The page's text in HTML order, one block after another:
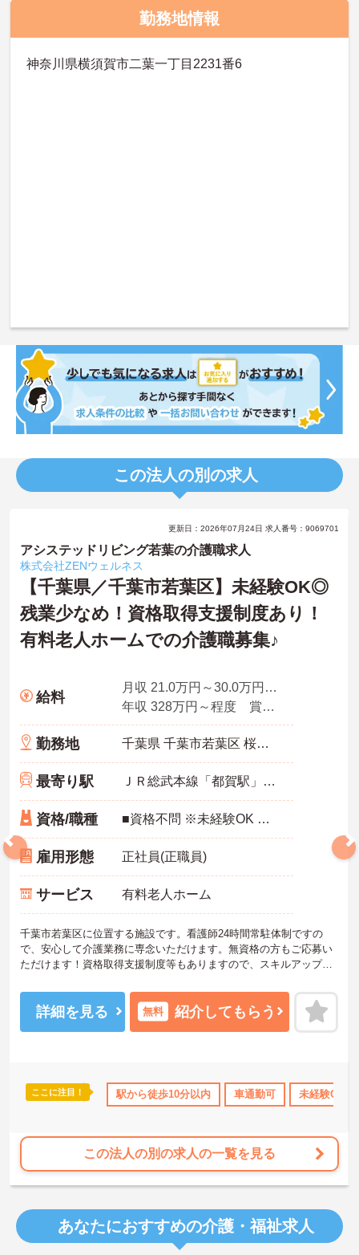
勤務地情報
神奈川県横須賀市二葉一丁目2231番6
この法人の別の求人
取得サポート 研修制度あり 産休･育休･介護休暇取得実績あり
更新日：2026年07月24日 求人番号：9069701
アシステッドリビング若葉の介護職求人
株式会社ZENウェルネス
【千葉県／千葉市若葉区】未経験OK◎
残業少なめ！資格取得支援制度あり！
有料老人ホームでの介護職募集♪
給料
月収 21.0万円～30.0万円程度 諸手当込み 夜勤4回想定
年収 328万円～程度 賞与4回分込
勤務地 千葉県 千葉市若葉区 桜木北2丁目26-47
最寄り駅 ＪＲ総武本線「都賀駅」徒歩12分
資格/職種 ■資格不問 ※未経験OK ※介護職員初任者研修（ヘルパー2級）以上尚可
雇用形態 正社員(正職員)
サービス 有料老人ホーム
千葉市若葉区に位置する施設です。看護師24時間常駐体制ですの
で、安心して介護業務に専念いただけます。無資格の方もご応募い
ただけます！資格取得支援制度等もありますので、スキルアップも
細をお話しいたしますのでお気軽にご相談ください！
詳細を見る 無料 紹介してもらう
ここに注目！ 駅から徒歩10分以内 車通勤可 未経験OK
この法人の別の求人の一覧を見る
あなたにおすすめの介護・福祉求人